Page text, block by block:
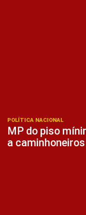
POLÍTICA NACIONAL
MP do piso
a